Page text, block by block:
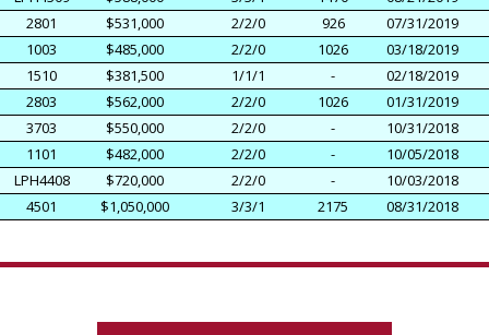
2801
$531,000 2/2/0 926
07/31/2019
1003
$485,000 2/2/0 1026
03/18/2019
1510
$381,500 1/1/1 -
02/18/2019
2803
$562,000 2/2/0 1026
01/31/2019
3703
$550,000 2/2/0 -
10/31/2018
1101
$482,000 2/2/0 -
10/05/2018
LPH4408
$720,000 2/2/0 -
10/03/2018
4501
$1,050,000 3/3/1 2175 08/31/2018